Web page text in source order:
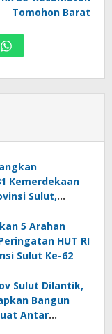
Tomohon Barat
Kemerdekaan
Sulut,
5 Arahan
HUT RI
Sulut Ke-62
Sulut Dilantik,
Bangun
Antar